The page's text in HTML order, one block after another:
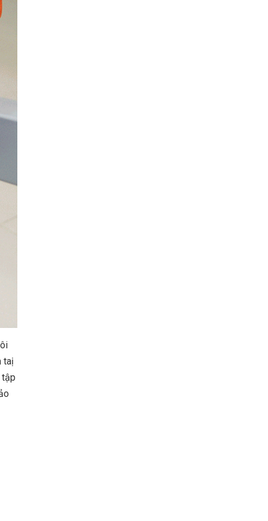
taị
tập